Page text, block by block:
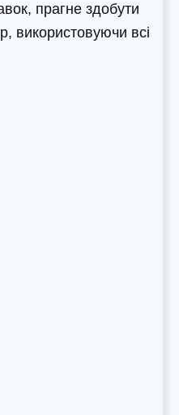
прагне здобути
використовуючи всі